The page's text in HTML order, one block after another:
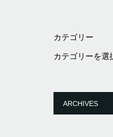
カテゴリー
カ
テ